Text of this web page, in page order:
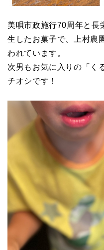
美唄市政施行70周年と長
生したお菓子で、上村農
われています。
次男もお気に入りの「く
チオシです！